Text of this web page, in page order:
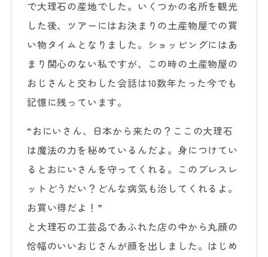
で大理石の産地でした。いくつかの名所を観光
した後、ツアーにはお決まりの土産物屋での買
い物タイムとなりました。ショッピングにはあ
まり関心のない私ですが、この時の土産物屋の
おじさんと交わした会話は10数年たった今でも
記憶に残っています。
“おにいさん、日本から来たの？ここの大理石
は魔法の力を秘めているんだよ。身につけてい
るとおにいさんを守ってくれる。このブレスレ
ットどうだい？どんな病気も治してくれるよ。
お買い得だよ！”
と大理石の工芸品であふれた店の中から丸顔の
恰幅のいいおじさんが顔を出しました。はじめ